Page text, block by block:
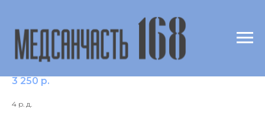
f8 Кукуруза /Maize /Zea mays
3 250 р.
4 р. д.